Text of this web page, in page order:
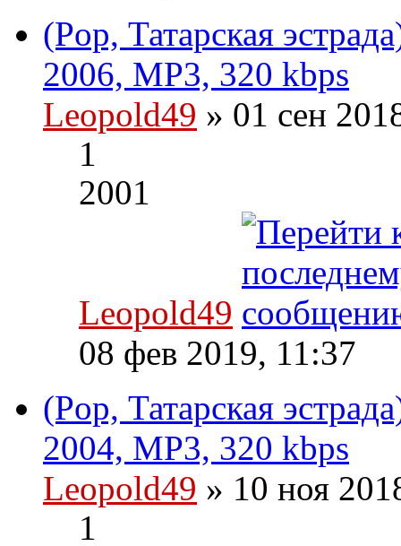
(Pop, Татарская
2006, MP3, 320 kbps
Leopold49 » 01 сен
1
2001
Leopold49
08 фев 2019, 11:37
(Pop, Татарская
2004, MP3, 320 kbps
Leopold49 » 10 ноя
1